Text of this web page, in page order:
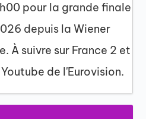
pour la grande finale
depuis la Wiener
À suivre sur France 2 et
de l'Eurovision.